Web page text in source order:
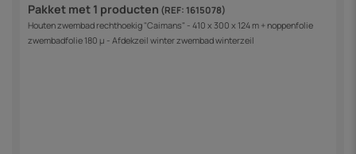
Pakket met 1 producten (REF: 1615078)
Houten zwembad rechthoekig "Caimans" - 410 x 300 x 124 m + noppenfolie
zwembadfolie 180 µ - Afdekzeil winter zwembad winterzeil